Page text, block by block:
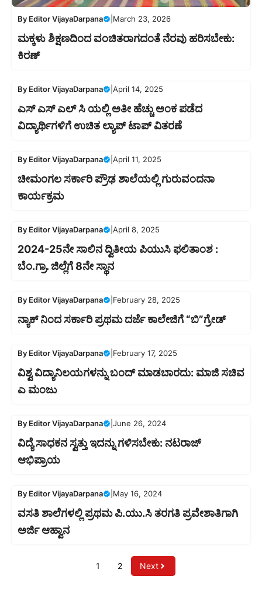
By Editor VijayaDarpana March 23, 2026
ಮಕ್ಕಳು ಶಿಕ್ಷಣದಿಂದ ವಂಚಿತರಾಗದಂತೆ ನೆರವು ಹರಿಸಬೇಕು:
ಕಿರಣ್
By Editor VijayaDarpana April 14, 2025
ಎಸ್ ಎಸ್ ಎಲ್ ಸಿ ಯಲ್ಲಿ ಅತೀ ಹೆಚ್ಚು ಅಂಕ ಪಡೆದ
ವಿದ್ಯಾರ್ಥಿಗಳಿಗೆ ಉಚಿತ ಲ್ಯಾಪ್ ಟಾಪ್ ವಿತರಣೆ
By Editor VijayaDarpana April 11, 2025
ಚೀಮಂಗಲ ಸರ್ಕಾರಿ ಪ್ರೌಢ ಶಾಲೆಯಲ್ಲಿ ಗುರುವಂದನಾ
ಕಾರ್ಯಕ್ರಮ
By Editor VijayaDarpana April 8, 2025
2024-25ನೇ ಸಾಲಿನ ದ್ವಿತೀಯ ಪಿಯುಸಿ ಫಲಿತಾಂಶ :
ಬೆಂ.ಗ್ರಾ. ಜಿಲ್ಲೆಗೆ 8ನೇ ಸ್ಥಾನ
By Editor VijayaDarpana February 28, 2025
ನ್ಯಾಕ್ ನಿಂದ ಸರ್ಕಾರಿ ಪ್ರಥಮ ದರ್ಜೆ ಕಾಲೇಜಿಗೆ “ಬಿ”ಗ್ರೇಡ್
By Editor VijayaDarpana February 17, 2025
ವಿಶ್ವ ವಿದ್ಯಾನಿಲಯಗಳನ್ನು ಬಂದ್ ಮಾಡಬಾರದು: ಮಾಜಿ ಸಚಿವ
ಎ ಮಂಜು
By Editor VijayaDarpana June 26, 2024
ವಿದ್ಯೆ ಸಾಧಕನ ಸ್ವತ್ತು ಇದನ್ನು ಗಳಿಸಬೇಕು: ನಟರಾಜ್
ಆಭಿಪ್ರಾಯ
By Editor VijayaDarpana May 16, 2024
ವಸತಿ ಶಾಲೆಗಳಲ್ಲಿ ಪ್ರಥಮ ಪಿ.ಯು.ಸಿ ತರಗತಿ ಪ್ರವೇಶಾತಿಗಾಗಿ
ಅರ್ಜಿ ಆಹ್ವಾನ
1 2 Next